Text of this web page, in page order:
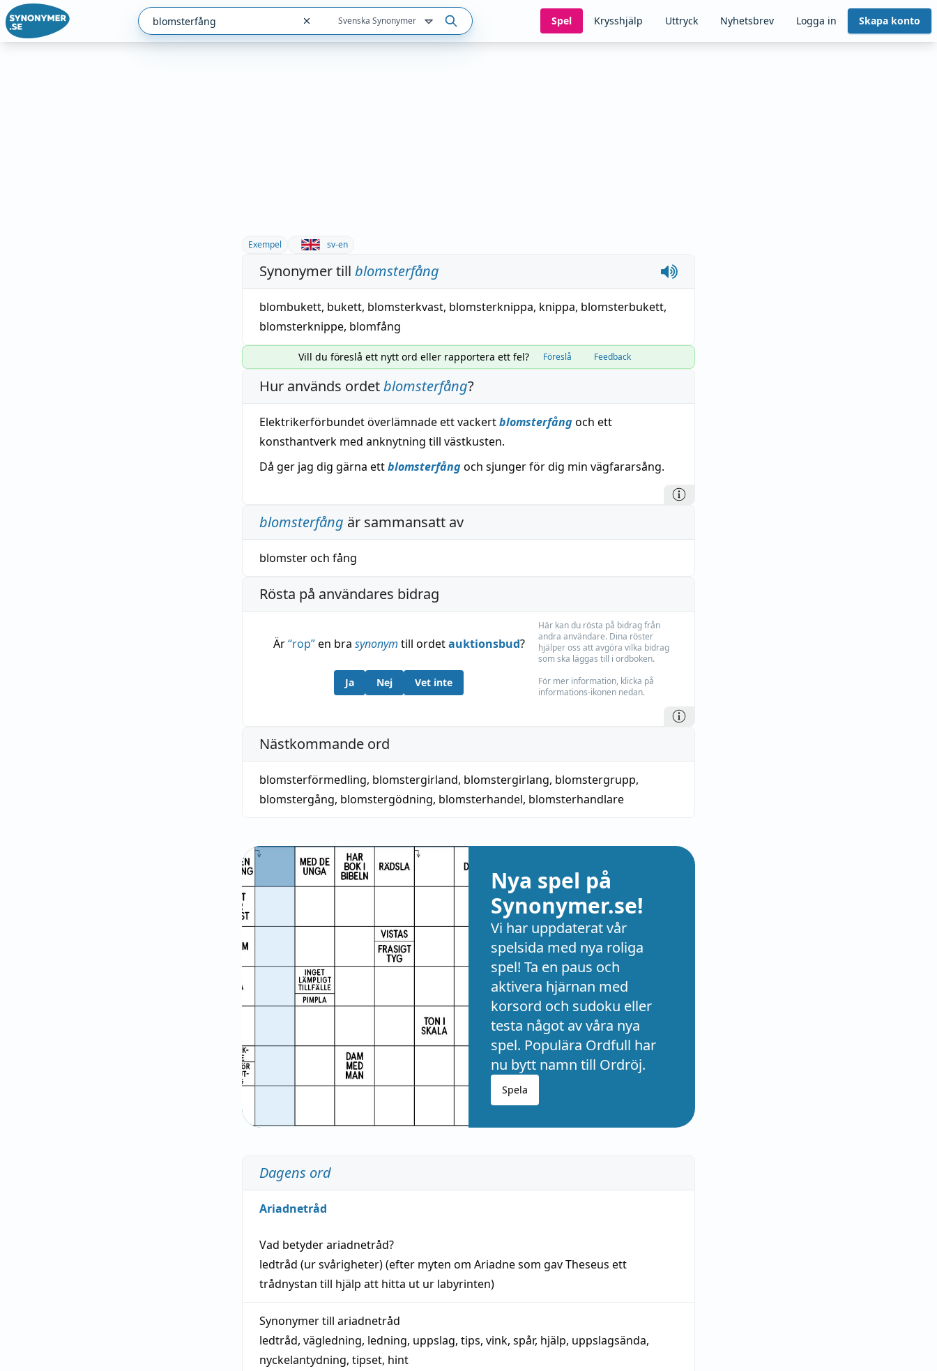
Svenska Synonymer Spel Krysshjälp Uttryck Nyhetsbrev Logga in Skapa konto
Exempel sv-en
Synonymer till blomsterfång
blombukett, bukett, blomsterkvast, blomsterknippa, knippa, blomsterbukett,
blomsterknippe, blomfång
Vill du föreslå ett nytt ord eller rapportera ett fel? Föreslå Feedback
Hur används ordetblomsterfång?
Elektrikerförbundet överlämnade ett vackertblomsterfångoch ett
konsthantverk med anknytning till västkusten.
Då ger jag dig gärna ettblomsterfångoch sjunger för dig min vägfararsång.
blomsterfång är sammansatt av
blomsteroch fång
Rösta på användares bidrag
Är“rop”en bra synonym till ordetauktionsbud?
Ja Nej Vet inte
Här kan du rösta på bidrag från
andra användare. Dina röster
hjälper oss att avgöra vilka bidrag
som ska läggas till i ordboken.
För mer information, klicka på
informations-ikonen nedan.
Nästkommande ord
blomsterförmedling, blomstergirland, blomstergirlang, blomstergrupp,
blomstergång, blomstergödning, blomsterhandel, blomsterhandlare
Nya spel på
Synonymer.se!
Vi har uppdaterat vår
spelsida med nya roliga
spel! Ta en paus och
aktivera hjärnan med
korsord och sudoku eller
testa något av våra nya
spel. Populära Ordfull har
nu bytt namn till Ordröj.
Spela
Dagens ord
Ariadnetråd
Vad betyderariadnetråd?
ledtråd (ur svårigheter) (efter myten om Ariadne som gav Theseus ett
trådnystan till hjälp att hitta ut ur labyrinten)
Synonymer till ariadnetråd
ledtråd, vägledning, ledning, uppslag, tips, vink, spår, hjälp, uppslagsända,
nyckelantydning, tipset, hint